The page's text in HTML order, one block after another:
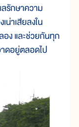
รักษาความ
น่าเสียลงใน
อง และช่วยกันทุก
าดอยู่ตลอดไป